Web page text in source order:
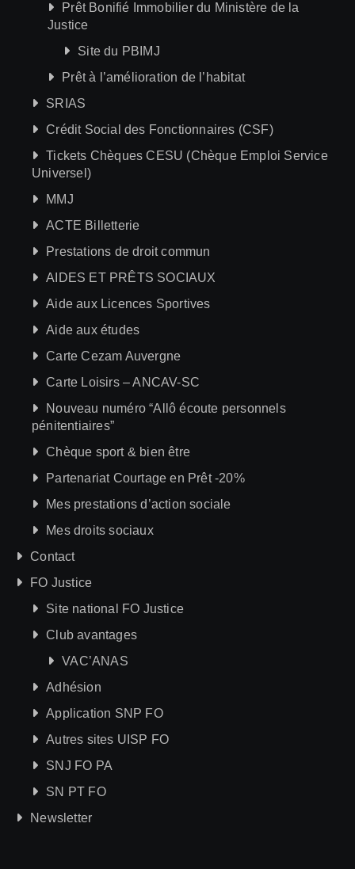
Prêt Bonifié Immobilier du Ministère de la
Justice
Site du PBIMJ
Prêt à l’amélioration de l’habitat
SRIAS
Crédit Social des Fonctionnaires (CSF)
Tickets Chèques CESU (Chèque Emploi Service
Universel)
MMJ
ACTE Billetterie
Prestations de droit commun
AIDES ET PRÊTS SOCIAUX
Aide aux Licences Sportives
Aide aux études
Carte Cezam Auvergne
Carte Loisirs – ANCAV-SC
Nouveau numéro “Allô écoute personnels
pénitentiaires”
Chèque sport & bien être
Partenariat Courtage en Prêt -20%
Mes prestations d’action sociale
Mes droits sociaux
Contact
FO Justice
Site national FO Justice
Club avantages
VAC’ANAS
Adhésion
Application SNP FO
Autres sites UISP FO
SNJ FO PA
SN PT FO
Newsletter